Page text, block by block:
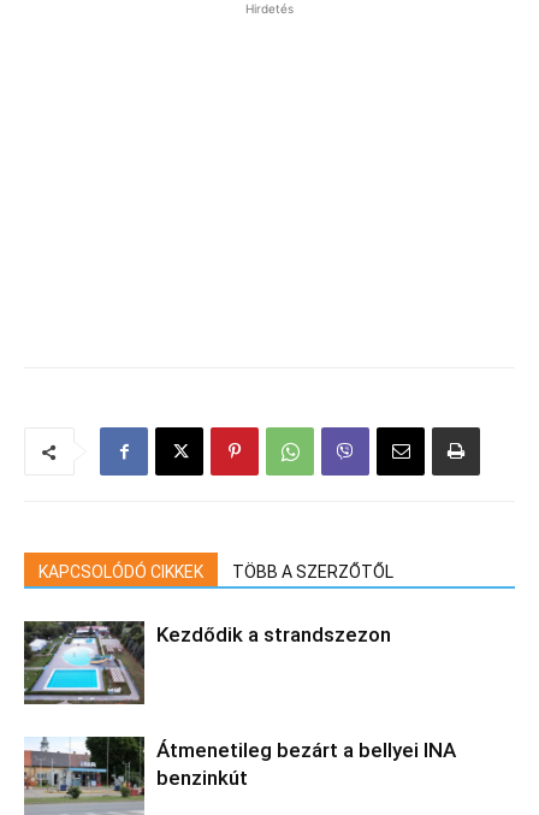
Hirdetés
KAPCSOLÓDÓ CIKKEK TÖBB A SZERZŐTŐL
Kezdődik a strandszezon
Átmenetileg bezárt a bellyei INA
benzinkút